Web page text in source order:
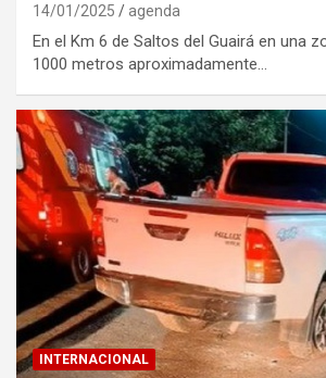
14/01/2025 agenda
En el Km 6 de Saltos del Guairá en una
1000 metros aproximadamente…
INTERNACIONAL